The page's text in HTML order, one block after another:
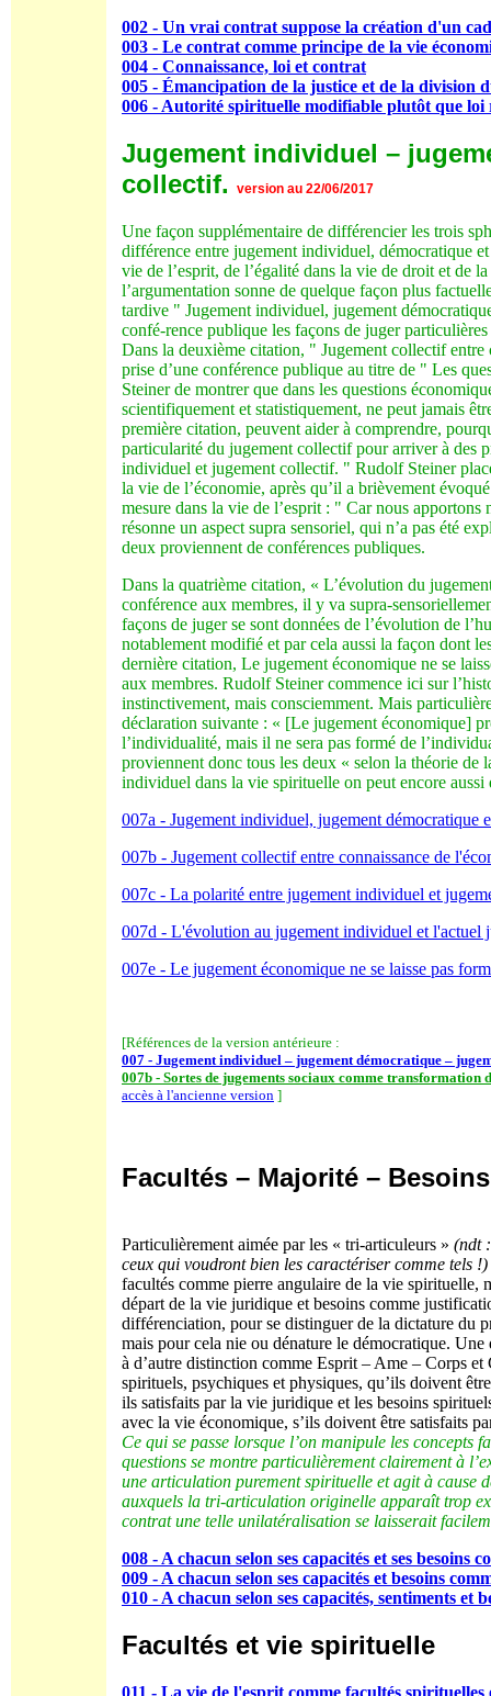
002 - Un vrai contrat suppose la création d'un
003 - Le contrat comme principe de la vie
004 - Connaissance, loi et contrat
005 - Émancipation de la justice et de la division
006 - Autorité spirituelle modifiable plutôt que loi
Jugement individuel –
collectif.
version au 22/06/2017
Une façon supplémentaire de différencier les trois
différence entre jugement individuel, démocratique
vie de l’esprit, de l’égalité dans la vie de droit et de
l’argumentation sonne de quelque façon plus
tardive " Jugement individuel, jugement
confé-rence publique les façons de juger
Dans la deuxième citation, " Jugement collectif
prise d’une conférence publique au titre de " Les
Steiner de montrer que dans les questions
scientifiquement et statistiquement, ne peut jamais
première citation, peuvent aider à comprendre,
particularité du jugement collectif pour arriver à des
individuel et jugement collectif. " Rudolf Steiner
la vie de l’économie, après qu’il a brièvement
mesure dans la vie de l’esprit : " Car nous
résonne un aspect supra sensoriel, qui n’a pas été
deux proviennent de conférences publiques.
Dans la quatrième citation, « L’évolution du
conférence aux membres, il y va supra-
façons de juger se sont données de l’évolution de
notablement modifié et par cela aussi la façon dont
dernière citation, Le jugement économique ne se
aux membres. Rudolf Steiner commence ici sur
instinctivement, mais consciemment. Mais
déclaration suivante : « [Le jugement économique]
l’individualité, mais il ne sera pas formé de
proviennent donc tous les deux « selon la théorie de
individuel dans la vie spirituelle on peut encore
007a - Jugement individuel, jugement démocratique
007b - Jugement collectif entre connaissance de
007c - La polarité entre jugement individuel et
007d - L'évolution au jugement individuel et l'actuel
007e - Le jugement économique ne se laisse pas
[Références de la version antérieure :
007 - Jugement individuel – jugement démocratique –
007b - Sortes de jugements sociaux comme transformation
accès à l'ancienne version ]
Facultés – Majorité – Besoins
Particulièrement aimée par les « tri-articuleurs » (ndt
ceux qui voudront bien les caractériser comme tels !)
facultés comme pierre angulaire de la vie spirituelle,
départ de la vie juridique et besoins comme
différenciation, pour se distinguer de la dictature du
mais pour cela nie ou dénature le démocratique.
à d’autre distinction comme Esprit – Ame – Corps
spirituels, psychiques et physiques, qu’ils doivent
ils satisfaits par la vie juridique et les besoins
avec la vie économique, s’ils doivent être satisfaits
Ce qui se passe lorsque l’on manipule les concepts
questions se montre particulièrement clairement à
une articulation purement spirituelle et agit à cause
auxquels la tri-articulation originelle apparaît trop
contrat une telle unilatéralisation se laisserait
008 - A chacun selon ses capacités et ses besoins
009 - A chacun selon ses capacités et besoins
010 - A chacun selon ses capacités, sentiments et
Facultés et vie spirituelle